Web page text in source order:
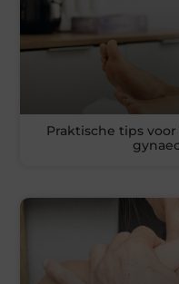
Praktische tips